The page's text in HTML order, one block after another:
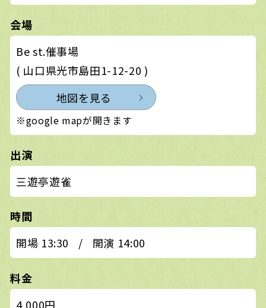
会場
Be st.催事場
( 山口県光市島田1-12-20 )
地図を見る
※google mapが開きます
出演
三遊亭遊雀
時間
開場 13:30
/ 開演 14:00
料金
4,000円